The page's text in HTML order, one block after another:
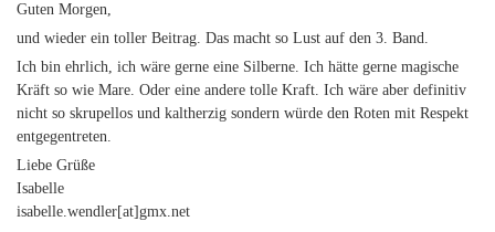
Guten Morgen,
und wieder ein toller Beitrag. Das macht so Lust auf den 3. Band.
Ich bin ehrlich, ich wäre gerne eine Silberne. Ich hätte gerne magische
Kräft so wie Mare. Oder eine andere tolle Kraft. Ich wäre aber definitiv
nicht so skrupellos und kaltherzig sondern würde den Roten mit Respekt
entgegentreten.
Liebe Grüße
Isabelle
isabelle.wendler[at]gmx.net